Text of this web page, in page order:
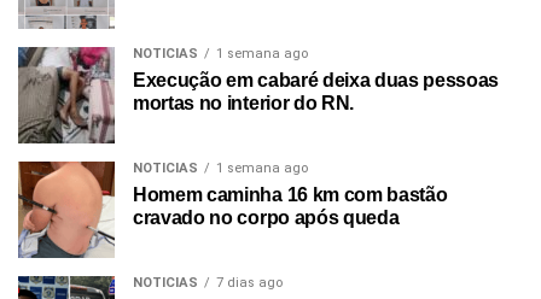
NOTICIAS 1 semana ago
Execução em cabaré deixa duas pessoas
mortas no interior do RN.
NOTICIAS 1 semana ago
Homem caminha 16 km com bastão
cravado no corpo após queda
NOTICIAS 7 dias ago